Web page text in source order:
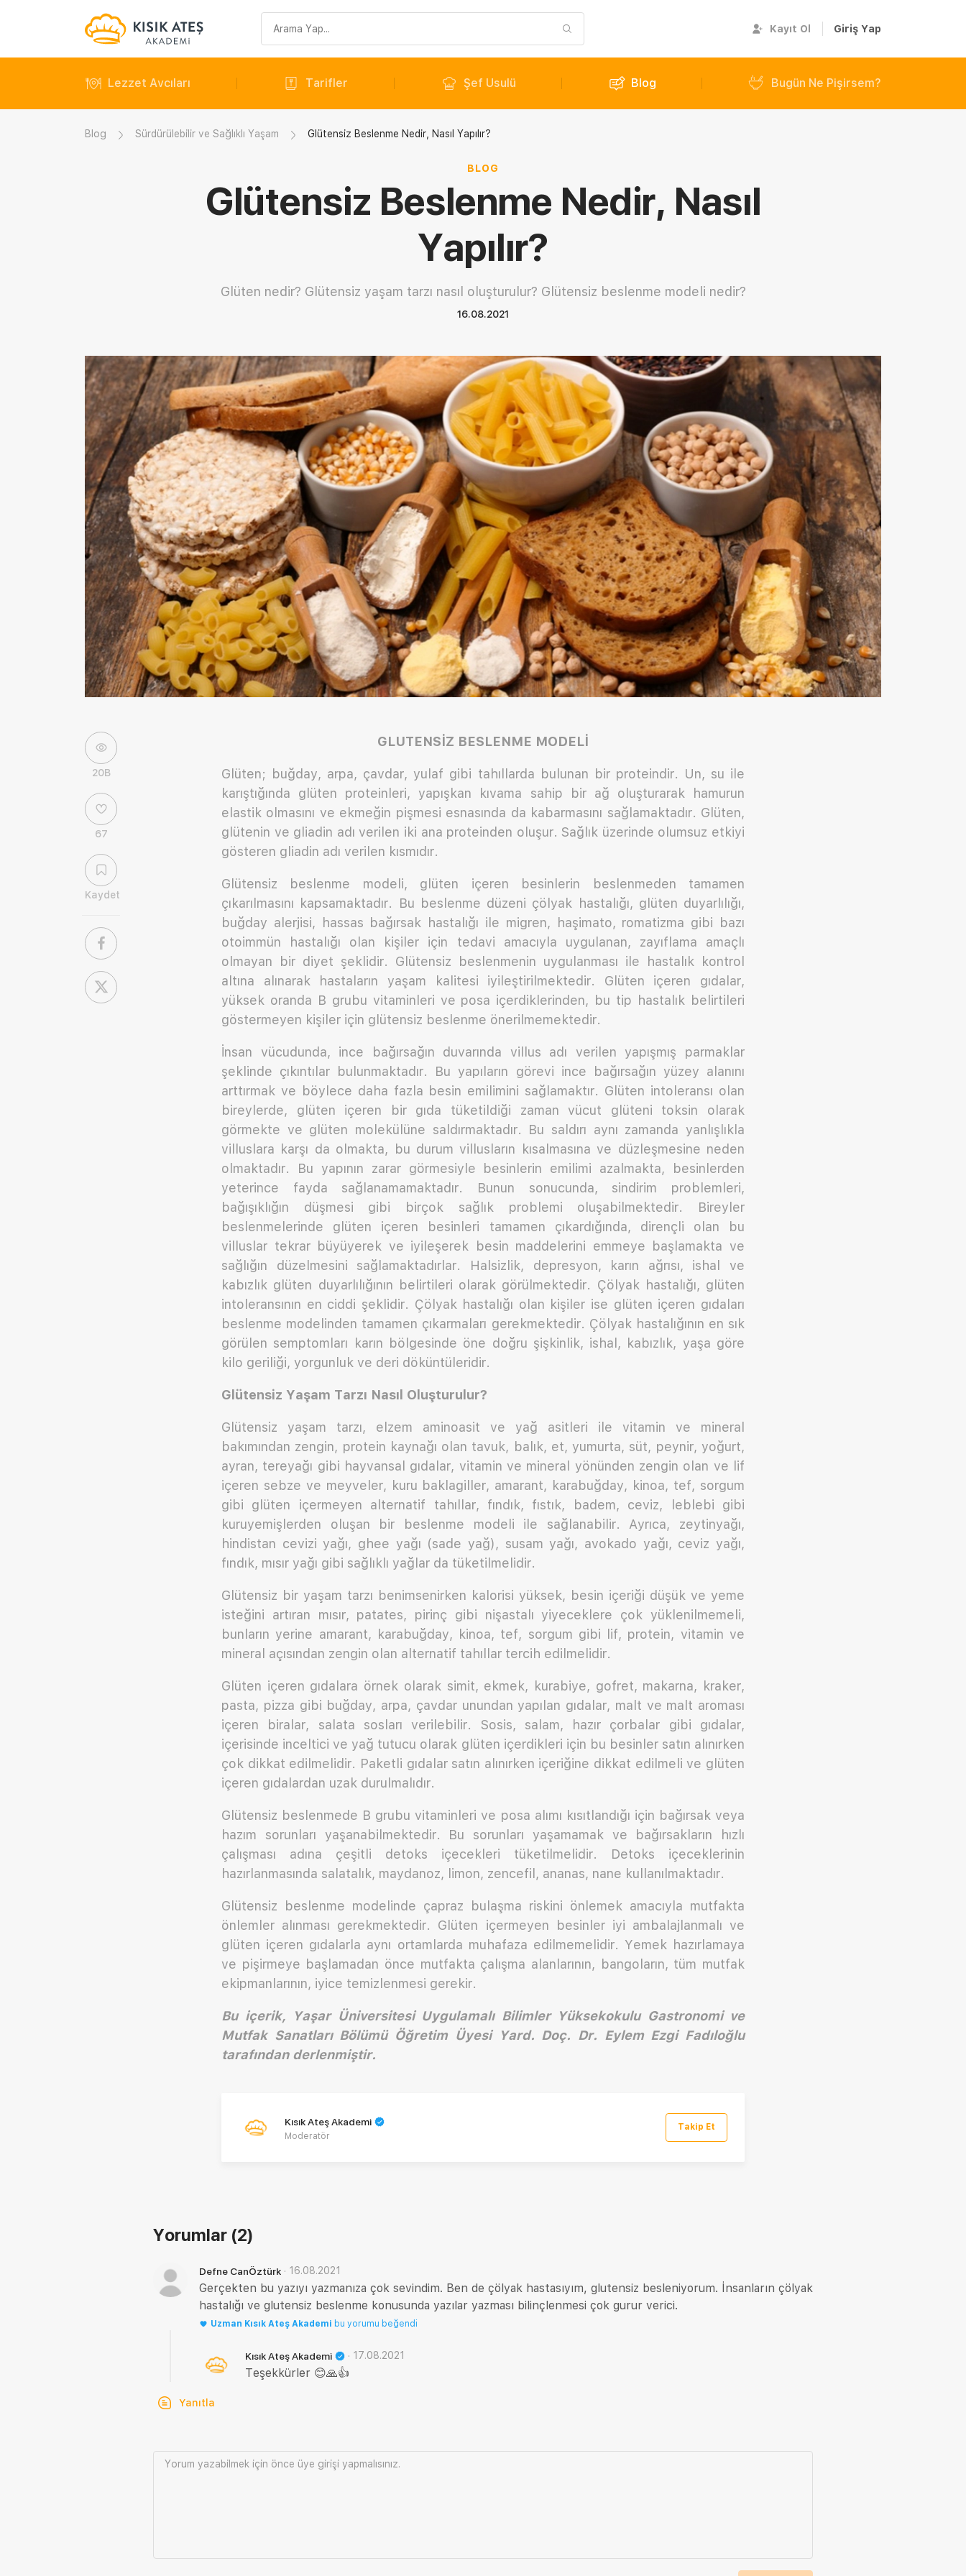
sorgusu
Kayıt Ol Giriş Yap
Lezzet Avcıları Tarifler Şef Usulü Blog Bugün Ne Pişirsem?
Blog Sürdürülebilir ve Sağlıklı Yaşam Glütensiz Beslenme Nedir, Nasıl Yapılır?
BLOG
Glütensiz Beslenme Nedir, Nasıl
Yapılır?
Glüten nedir? Glütensiz yaşam tarzı nasıl oluşturulur? Glütensiz beslenme modeli nedir?
16.08.2021
20B
67
Kaydet
GLUTENSİZ BESLENME MODELİ
Glüten; buğday, arpa, çavdar, yulaf gibi tahıllarda bulunan bir proteindir. Un, su ile
karıştığında glüten proteinleri, yapışkan kıvama sahip bir ağ oluşturarak hamurun
elastik olmasını ve ekmeğin pişmesi esnasında da kabarmasını sağlamaktadır. Glüten,
glütenin ve gliadin adı verilen iki ana proteinden oluşur. Sağlık üzerinde olumsuz etkiyi
gösteren gliadin adı verilen kısmıdır.
Glütensiz beslenme modeli, glüten içeren besinlerin beslenmeden tamamen
çıkarılmasını kapsamaktadır. Bu beslenme düzeni çölyak hastalığı, glüten duyarlılığı,
buğday alerjisi, hassas bağırsak hastalığı ile migren, haşimato, romatizma gibi bazı
otoimmün hastalığı olan kişiler için tedavi amacıyla uygulanan, zayıflama amaçlı
olmayan bir diyet şeklidir. Glütensiz beslenmenin uygulanması ile hastalık kontrol
altına alınarak hastaların yaşam kalitesi iyileştirilmektedir. Glüten içeren gıdalar,
yüksek oranda B grubu vitaminleri ve posa içerdiklerinden, bu tip hastalık belirtileri
göstermeyen kişiler için glütensiz beslenme önerilmemektedir.
İnsan vücudunda, ince bağırsağın duvarında villus adı verilen yapışmış parmaklar
şeklinde çıkıntılar bulunmaktadır. Bu yapıların görevi ince bağırsağın yüzey alanını
arttırmak ve böylece daha fazla besin emilimini sağlamaktır. Glüten intoleransı olan
bireylerde, glüten içeren bir gıda tüketildiği zaman vücut glüteni toksin olarak
görmekte ve glüten molekülüne saldırmaktadır. Bu saldırı aynı zamanda yanlışlıkla
villuslara karşı da olmakta, bu durum villusların kısalmasına ve düzleşmesine neden
olmaktadır. Bu yapının zarar görmesiyle besinlerin emilimi azalmakta, besinlerden
yeterince fayda sağlanamamaktadır. Bunun sonucunda, sindirim problemleri,
bağışıklığın düşmesi gibi birçok sağlık problemi oluşabilmektedir. Bireyler
beslenmelerinde glüten içeren besinleri tamamen çıkardığında, dirençli olan bu
villuslar tekrar büyüyerek ve iyileşerek besin maddelerini emmeye başlamakta ve
sağlığın düzelmesini sağlamaktadırlar. Halsizlik, depresyon, karın ağrısı, ishal ve
kabızlık glüten duyarlılığının belirtileri olarak görülmektedir. Çölyak hastalığı, glüten
intoleransının en ciddi şeklidir. Çölyak hastalığı olan kişiler ise glüten içeren gıdaları
beslenme modelinden tamamen çıkarmaları gerekmektedir. Çölyak hastalığının en sık
görülen semptomları karın bölgesinde öne doğru şişkinlik, ishal, kabızlık, yaşa göre
kilo geriliği, yorgunluk ve deri döküntüleridir.
Glütensiz Yaşam Tarzı Nasıl Oluşturulur?
Glütensiz yaşam tarzı, elzem aminoasit ve yağ asitleri ile vitamin ve mineral
bakımından zengin, protein kaynağı olan tavuk, balık, et, yumurta, süt, peynir, yoğurt,
ayran, tereyağı gibi hayvansal gıdalar, vitamin ve mineral yönünden zengin olan ve lif
içeren sebze ve meyveler, kuru baklagiller, amarant, karabuğday, kinoa, tef, sorgum
gibi glüten içermeyen alternatif tahıllar, fındık, fıstık, badem, ceviz, leblebi gibi
kuruyemişlerden oluşan bir beslenme modeli ile sağlanabilir. Ayrıca, zeytinyağı,
hindistan cevizi yağı, ghee yağı (sade yağ), susam yağı, avokado yağı, ceviz yağı,
fındık, mısır yağı gibi sağlıklı yağlar da tüketilmelidir.
Glütensiz bir yaşam tarzı benimsenirken kalorisi yüksek, besin içeriği düşük ve yeme
isteğini artıran mısır, patates, pirinç gibi nişastalı yiyeceklere çok yüklenilmemeli,
bunların yerine amarant, karabuğday, kinoa, tef, sorgum gibi lif, protein, vitamin ve
mineral açısından zengin olan alternatif tahıllar tercih edilmelidir.
Glüten içeren gıdalara örnek olarak simit, ekmek, kurabiye, gofret, makarna, kraker,
pasta, pizza gibi buğday, arpa, çavdar unundan yapılan gıdalar, malt ve malt aroması
içeren biralar, salata sosları verilebilir. Sosis, salam, hazır çorbalar gibi gıdalar,
içerisinde inceltici ve yağ tutucu olarak glüten içerdikleri için bu besinler satın alınırken
çok dikkat edilmelidir. Paketli gıdalar satın alınırken içeriğine dikkat edilmeli ve glüten
içeren gıdalardan uzak durulmalıdır.
Glütensiz beslenmede B grubu vitaminleri ve posa alımı kısıtlandığı için bağırsak veya
hazım sorunları yaşanabilmektedir. Bu sorunları yaşamamak ve bağırsakların hızlı
çalışması adına çeşitli detoks içecekleri tüketilmelidir. Detoks içeceklerinin
hazırlanmasında salatalık, maydanoz, limon, zencefil, ananas, nane kullanılmaktadır.
Glütensiz beslenme modelinde çapraz bulaşma riskini önlemek amacıyla mutfakta
önlemler alınması gerekmektedir. Glüten içermeyen besinler iyi ambalajlanmalı ve
glüten içeren gıdalarla aynı ortamlarda muhafaza edilmemelidir. Yemek hazırlamaya
ve pişirmeye başlamadan önce mutfakta çalışma alanlarının, bangoların, tüm mutfak
ekipmanlarının, iyice temizlenmesi gerekir.
Bu içerik, Yaşar Üniversitesi Uygulamalı Bilimler Yüksekokulu Gastronomi ve
Mutfak Sanatları Bölümü Öğretim Üyesi Yard. Doç. Dr. Eylem Ezgi Fadıloğlu
tarafından derlenmiştir.
Kısık Ateş Akademi
Moderatör
Takip Et
Yorumlar (2)
Defne CanÖztürk · 16.08.2021
Gerçekten bu yazıyı yazmanıza çok sevindim. Ben de çölyak hastasıyım, glutensiz besleniyorum. İnsanların çölyak
hastalığı ve glutensiz beslenme konusunda yazılar yazması bilinçlenmesi çok gurur verici.
Uzman Kısık Ateş Akademi bu yorumu beğendi
Kısık Ateş Akademi · 17.08.2021
Teşekkürler 😊🙏👍
Yanıtla
Yorum yazabilmek için önce üye girişi yapmalısınız.